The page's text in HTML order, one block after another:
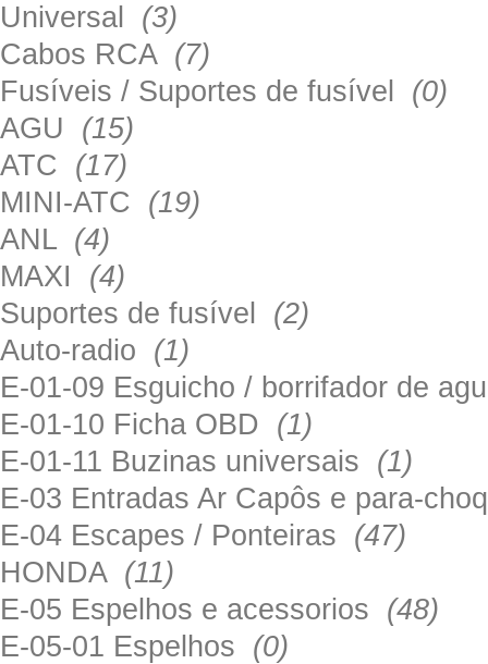
Universal (3)
Cabos RCA (7)
Fusíveis / Suportes de fusível (0)
AGU (15)
ATC (17)
MINI-ATC (19)
ANL (4)
MAXI (4)
Suportes de fusível (2)
Auto-radio (1)
E-01-09 Esguicho / borrifador de
E-01-10 Ficha OBD (1)
E-01-11 Buzinas universais (1)
E-03 Entradas Ar Capôs e para-
E-04 Escapes / Ponteiras (47)
HONDA (11)
E-05 Espelhos e acessorios (48)
E-05-01 Espelhos (0)